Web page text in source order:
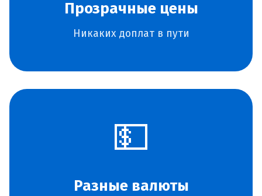
Прозрачные цены
Никаких доплат в пути
💵
Разные валюты